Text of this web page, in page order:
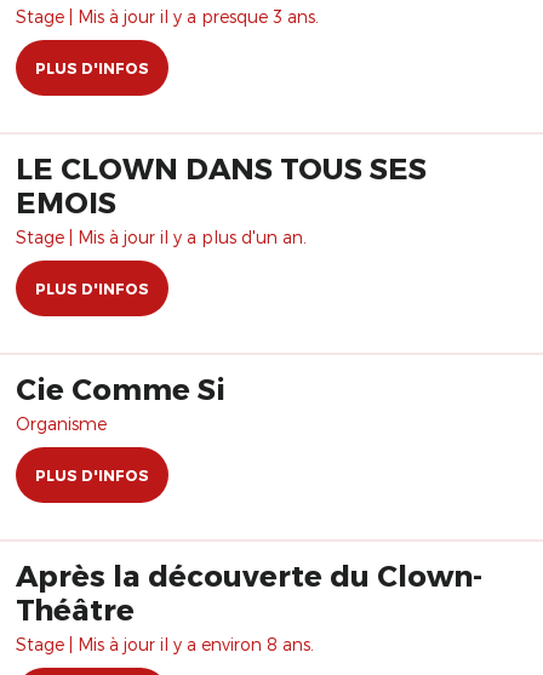
Stage | Mis à jour il y a presque 3 ans.
PLUS D'INFOS
LE CLOWN DANS TOUS SES
EMOIS
Stage | Mis à jour il y a plus d'un an.
PLUS D'INFOS
Cie Comme Si
Organisme
PLUS D'INFOS
Après la découverte du Clown-
Théâtre
Stage | Mis à jour il y a environ 8 ans.